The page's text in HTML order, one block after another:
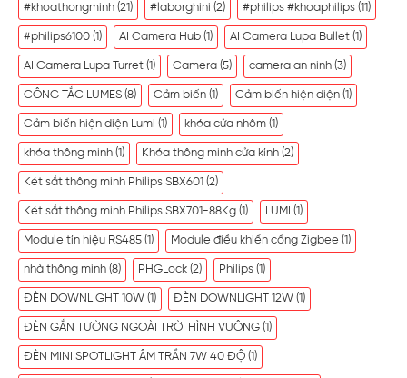
#khoathongminh (21) #laborghini (2) #philips #khoaphilips (11)
#philips6100 (1) AI Camera Hub (1) AI Camera Lupa Bullet (1)
AI Camera Lupa Turret (1) Camera (5) camera an ninh (3)
CÔNG TẮC LUMES (8) Cảm biến (1) Cảm biến hiện diện (1)
Cảm biến hiện diện Lumi (1) khóa cửa nhôm (1)
khóa thông minh (1) Khóa thông minh cửa kính (2)
Két sắt thông minh Philips SBX601 (2)
Két sắt thông minh Philips SBX701-88Kg (1) LUMI (1)
Module tín hiệu RS485 (1) Module điều khiển cổng Zigbee (1)
nhà thông minh (8) PHGLock (2) Philips (1)
ĐÈN DOWNLIGHT 10W (1) ĐÈN DOWNLIGHT 12W (1)
ĐÈN GẮN TƯỜNG NGOÀI TRỜI HÌNH VUÔNG (1)
ĐÈN MINI SPOTLIGHT ÂM TRẦN 7W 40 ĐỘ (1)